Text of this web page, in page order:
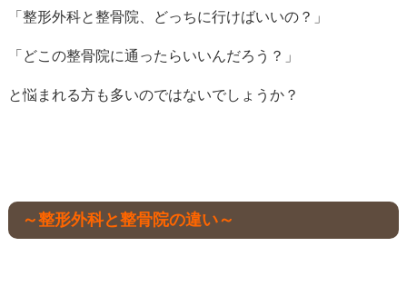
「整形外科と整骨院、どっちに行けばいいの？」
「どこの整骨院に通ったらいいんだろう？」
と悩まれる方も多いのではないでしょうか？
～整形外科と整骨院の違い～